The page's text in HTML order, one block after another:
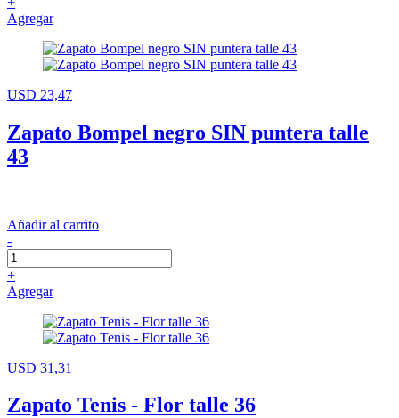
Agregar
USD 23,47
Zapato Bompel negro SIN puntera talle
43
Añadir al carrito
-
+
Agregar
USD 31,31
Zapato Tenis - Flor talle 36